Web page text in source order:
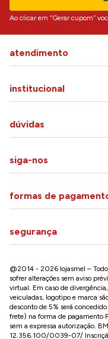
Ao clicar em “Gerar cupom”
atendimento
institucional
dúvidas
siga-nos
formas de
segurança
@2014 - 2026 lojasmel –
sofrer alterações sem aviso
virtual. Em caso de
veiculadas, logotipo e marca
desconto de 5% será
frete) na forma de pagamento
sem a expressa autorização.
12.356.100/0039-07/ Inscrição